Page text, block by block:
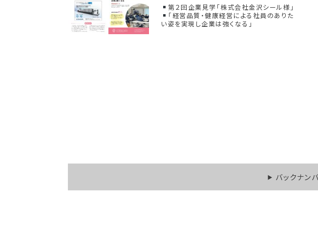
第２回企業見学「株式会社金沢シール様」
「経営品質・健康経営による社員のありた
い姿を実現し企業は強くなる」
バックナン